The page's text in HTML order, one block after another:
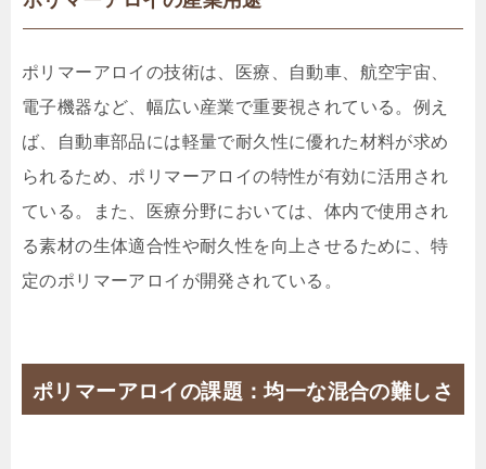
ポリマーアロイの技術は、医療、自動車、航空宇宙、
電子機器など、幅広い産業で重要視されている。例え
ば、自動車部品には軽量で耐久性に優れた材料が求め
られるため、ポリマーアロイの特性が有効に活用され
ている。また、医療分野においては、体内で使用され
る素材の生体適合性や耐久性を向上させるために、特
定のポリマーアロイが開発されている。
ポリマーアロイの課題：均一な混合の難しさ